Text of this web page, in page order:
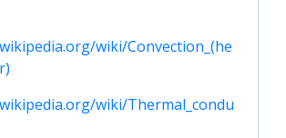
wiki/Convection_(he
wiki/Thermal_condu